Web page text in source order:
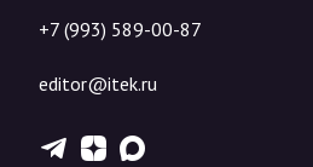
+7 (993) 589-00-87
editor@itek.ru
T Z X